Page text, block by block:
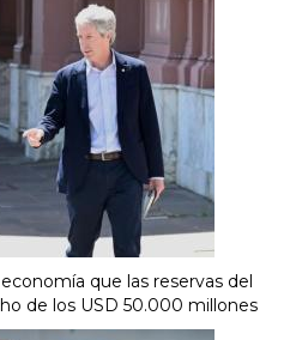
que las reservas del
de los USD 50.000 millones